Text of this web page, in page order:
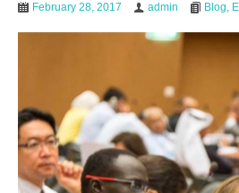
February 28, 2017 admin Blog,